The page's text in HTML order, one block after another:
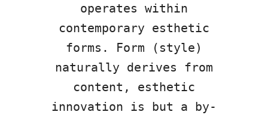
operates within
contemporary esthetic
forms. Form (style)
naturally derives from
content, esthetic
innovation is but a by-